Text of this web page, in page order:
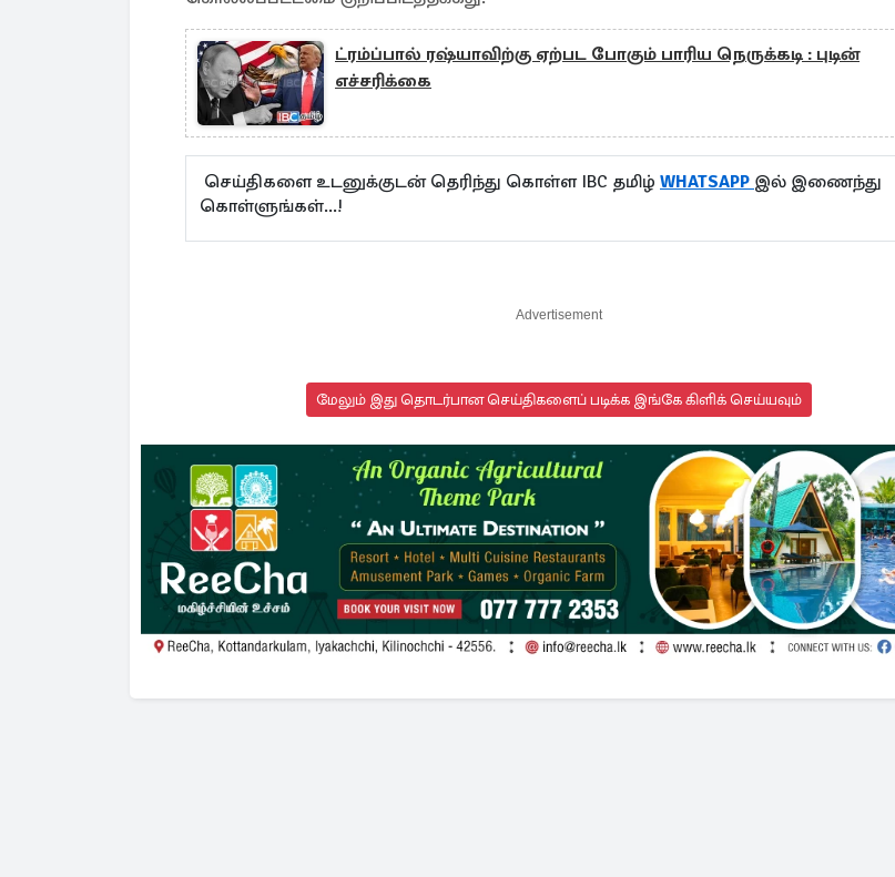
ட்ரம்ப்பால் ரஷ்யாவிற்கு ஏற்பட போகும் பாரிய நெருக்கடி : புடின்
எச்சரிக்கை
செய்திகளை உடனுக்குடன் தெரிந்து கொள்ள IBC தமிழ் WHATSAPP இல் இணைந்து
கொள்ளுங்கள்...!
Advertisement
மேலும் இது தொடர்பான செய்திகளைப் படிக்க இங்கே கிளிக் செய்யவும்